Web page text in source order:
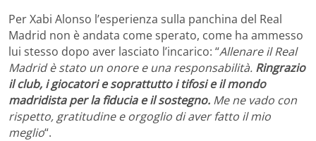
Per Xabi Alonso l’esperienza sulla panchina del Real
Madrid non è andata come sperato, come ha ammesso
lui stesso dopo aver lasciato l’incarico: “Allenare il Real
Madrid è stato un onore e una responsabilità. Ringrazio
il club, i giocatori e soprattutto i tifosi e il mondo
madridista per la fiducia e il sostegno. Me ne vado con
rispetto, gratitudine e orgoglio di aver fatto il mio
meglio“.